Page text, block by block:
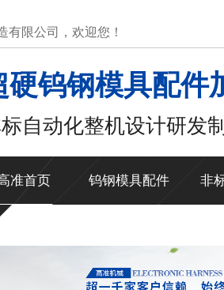
有限公司，欢迎您！
硬钨钢模具配件
自动化整机设计研发
准首页 钨钢模具配件 非